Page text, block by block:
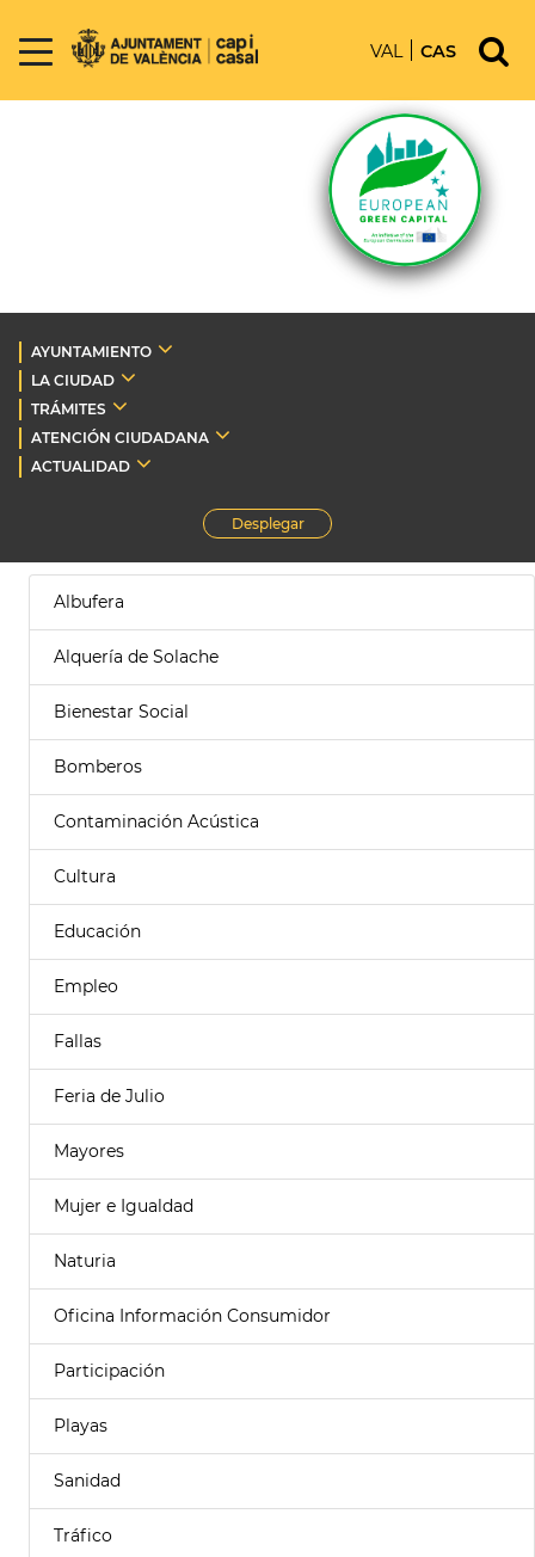
VAL CAS
AYUNTAMIENTO
LA CIUDAD
TRÁMITES
ATENCIÓN CIUDADANA
ACTUALIDAD
Desplegar
Albufera
Alquería de Solache
Bienestar Social
Bomberos
Contaminación Acústica
Cultura
Educación
Empleo
Fallas
Feria de Julio
Mayores
Mujer e Igualdad
Naturia
Oficina Información Consumidor
Participación
Playas
Sanidad
Tráfico